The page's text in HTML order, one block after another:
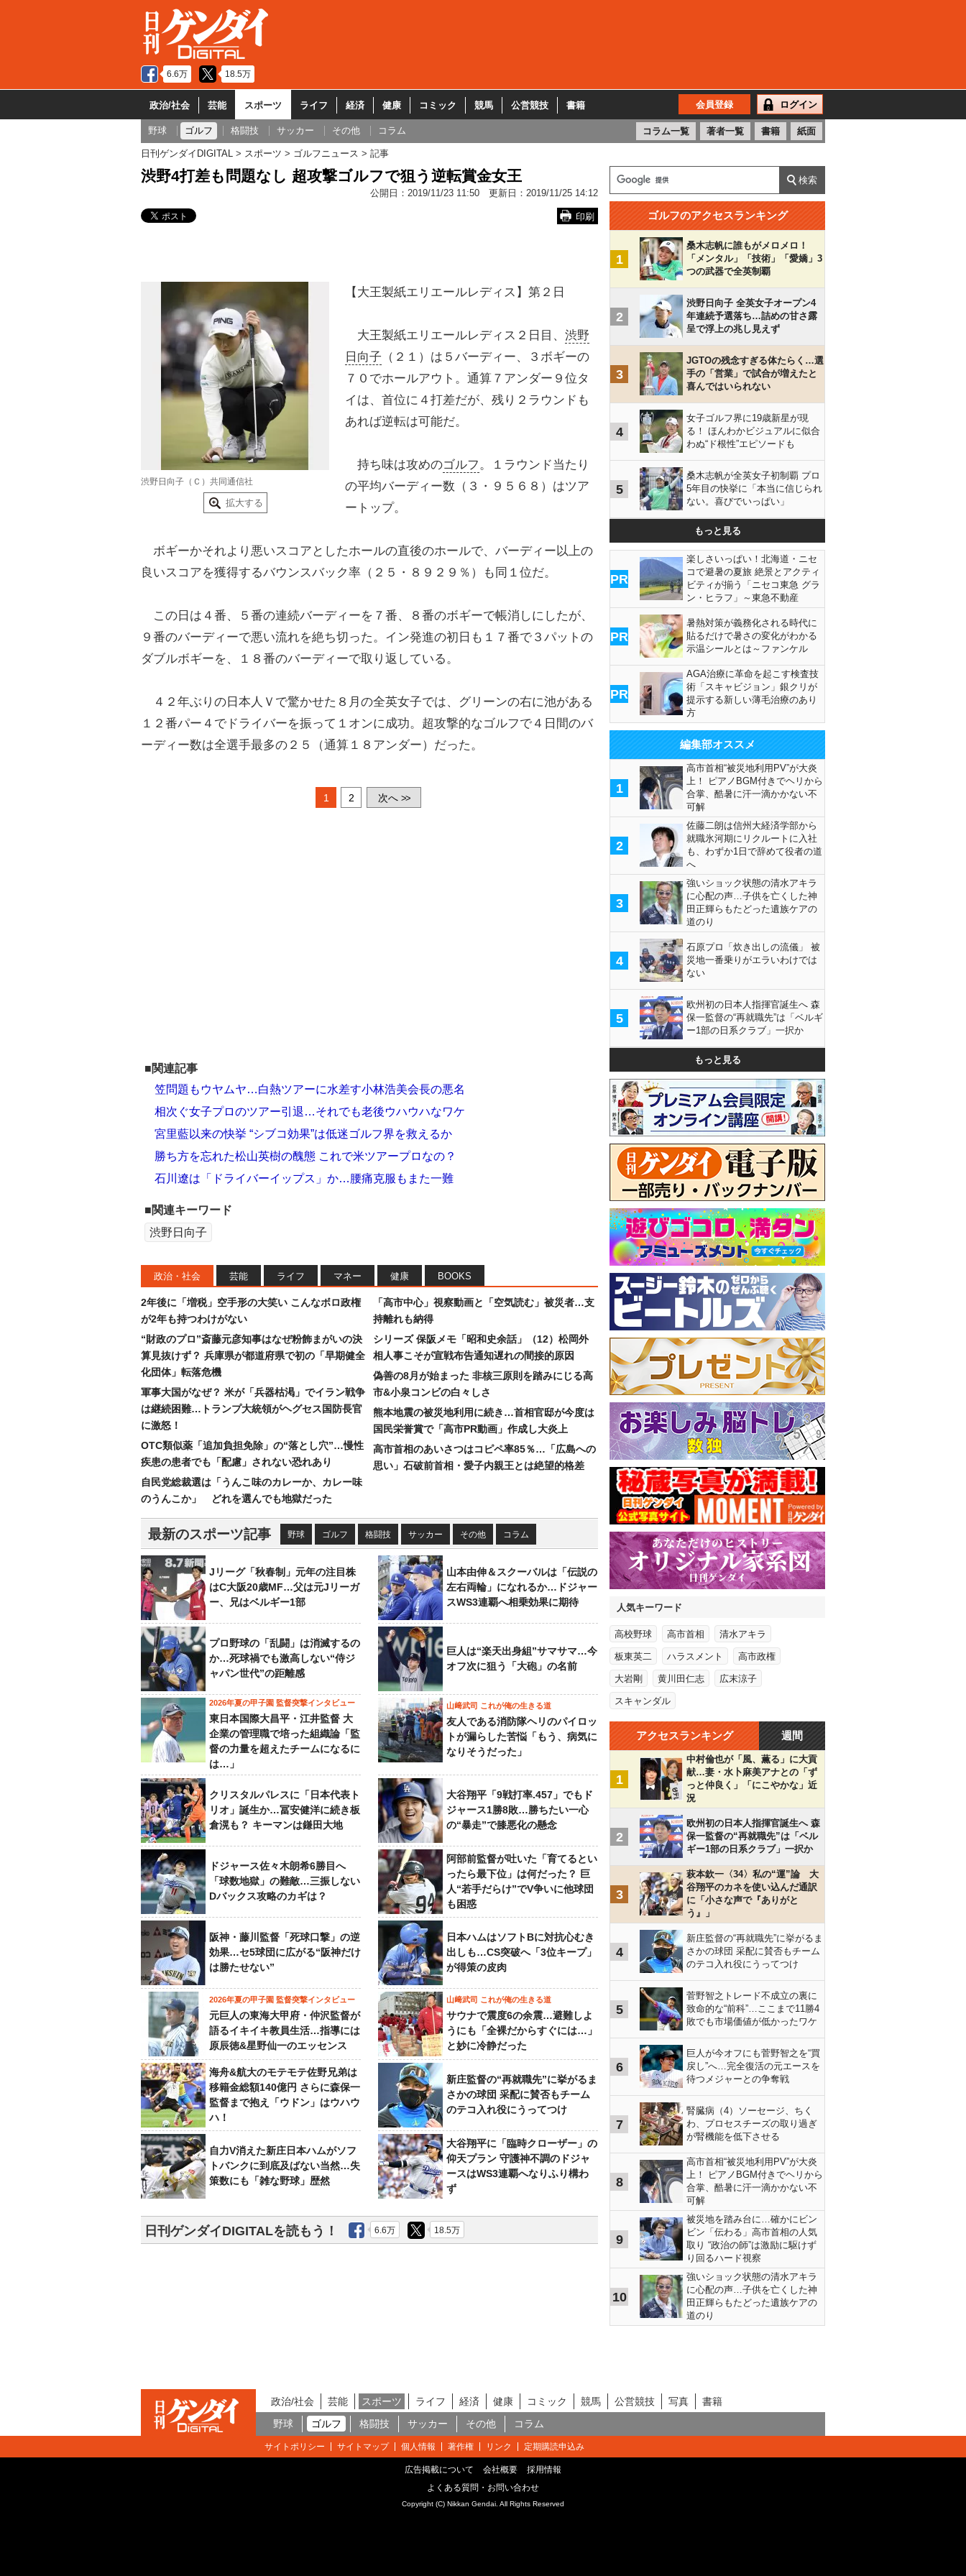
6.6万 18.5万
政治/社会 芸能 スポーツ ライフ 経済 健康 コミック 競馬 公営競技 書籍 会員登録 ログイン
野球 ゴルフ 格闘技 サッカー その他 コラム コラム一覧 著者一覧 書籍 紙面
日刊ゲンダイDIGITAL スポーツ ゴルフニュース 記事
渋野4打差も問題なし 超攻撃ゴルフで狙う逆転賞金女王
公開日： 2019/11/23 11:50 更新日： 2019/11/25 14:12
印刷
渋野日向子（Ｃ）共同通信社
拡大する
【大王製紙エリエールレディス】第２日
大王製紙エリエールレディス２日目、 渋野
日向子 （２１）は５バーディー、３ボギーの
７０でホールアウト。通算７アンダー９位タ
イは、首位に４打差だが、残り２ラウンドも
あれば逆転は可能だ。
持ち味は攻めのゴルフ。１ラウンド当たり
の平均バーディー数（３・９５６８）はツア
ートップ。
ボギーかそれより悪いスコアとしたホールの直後のホールで、バーディー以上の
良いスコアを獲得するバウンスバック率（２５・８９２９％）も同１位だ。
この日は４番、５番の連続バーディーを７番、８番のボギーで帳消しにしたが、
９番のバーディーで悪い流れを絶ち切った。イン発進の初日も１７番で３パットの
ダブルボギーを、１８番のバーディーで取り返している。
４２年ぶりの日本人Ｖで驚かせた８月の全英女子では、グリーンの右に池がある
１２番パー４でドライバーを振って１オンに成功。超攻撃的なゴルフで４日間のバ
ーディー数は全選手最多の２５（通算１８アンダー）だった。
1 2 次へ >>
■関連記事
笠問題もウヤムヤ…白熱ツアーに水差す小林浩美会長の悪名
相次ぐ女子プロのツアー引退…それでも老後ウハウハなワケ
宮里藍以来の快挙 “シブコ効果”は低迷ゴルフ界を救えるか
勝ち方を忘れた松山英樹の醜態 これで米ツアープロなの？
石川遼は「ドライバーイップス」か…腰痛克服もまた一難
■関連キーワード
渋野日向子
政治・社会 芸能 ライフ マネー 健康 BOOKS
2年後に「増税」空手形の大笑い こんなボロ政権
が2年も持つわけがない
“財政のプロ”斎藤元彦知事はなぜ粉飾まがいの決
算見抜けず？ 兵庫県が都道府県で初の「早期健全
化団体」転落危機
軍事大国がなぜ？ 米が「兵器枯渇」でイラン戦争
は継続困難…トランプ大統領がヘグセス国防長官
に激怒！
OTC類似薬「追加負担免除」の“落とし穴”…慢性
疾患の患者でも「配慮」されない恐れあり
自民党総裁選は「うんこ味のカレーか、カレー味
のうんこか」 どれを選んでも地獄だった
「高市中心」視察動画と「空気読む」被災者…支
持離れも納得
シリーズ 保阪メモ「昭和史余話」（12）松岡外
相人事こそが宣戦布告通知遅れの間接的原因
偽善の8月が始まった 非核三原則を踏みにじる高
市&小泉コンビの白々しさ
熊本地震の被災地利用に続き…首相官邸が今度は
国民栄誉賞で「高市PR動画」作成し大炎上
高市首相のあいさつはコピペ率85％…「広島への
思い」石破前首相・愛子内親王とは絶望的格差
最新のスポーツ記事 野球 ゴルフ 格闘技 サッカー その他 コラム
Jリーグ「秋春制」元年の注目株
はC大阪20歳MF…父は元Jリーガ
ー、兄はベルギー1部
山本由伸＆スクーバルは「伝説の
左右両輪」になれるか…ドジャー
スWS3連覇へ相乗効果に期待
プロ野球の「乱闘」は消滅するの
か…死球禍でも激高しない“侍ジ
ャパン世代”の距離感
巨人は“楽天出身組”サマサマ…今
オフ次に狙う「大砲」の名前
2026年夏の甲子園 監督突撃インタビュー
東日本国際大昌平・江井監督 大
企業の管理職で培った組織論「監
督の力量を超えたチームになるに
は…」
山﨑武司 これが俺の生きる道
友人である消防隊ヘリのパイロッ
トが漏らした苦悩「もう、病気に
なりそうだった」
クリスタルパレスに「日本代表ト
リオ」誕生か…冨安健洋に続き板
倉滉も？ キーマンは鎌田大地
大谷翔平「9戦打率.457」でもド
ジャース1勝8敗…勝ちたい一心
の“暴走”で膝悪化の懸念
ドジャース佐々木朗希6勝目へ
「球数地獄」の難敵…三振しない
Dバックス攻略のカギは？
阿部前監督が吐いた「育てるとい
ったら最下位」は何だった？ 巨
人“若手だらけ”でV争いに他球団
も困惑
阪神・藤川監督「死球口撃」の逆
効果…セ5球団に広がる“阪神だけ
は勝たせない”
日本ハムはソフトBに対抗心むき
出しも…CS突破へ「3位キープ」
が得策の皮肉
2026年夏の甲子園 監督突撃インタビュー
元巨人の東海大甲府・仲沢監督が
語るイキイキ教員生活…指導には
原辰徳&星野仙一のエッセンス
山﨑武司 これが俺の生きる道
サウナで震度6の余震…避難しよ
うにも「全裸だからすぐには…」
と妙に冷静だった
海舟&航大のモテモテ佐野兄弟は
移籍金総額140億円 さらに森保一
監督まで抱え「ウドン」はウハウ
ハ！
新庄監督の“再就職先”に挙がるま
さかの球団 采配に賛否もチーム
のテコ入れ役にうってつけ
自力V消えた新庄日本ハムがソフ
トバンクに到底及ばない当然…失
策数にも「雑な野球」歴然
大谷翔平に「臨時クローザー」の
仰天プラン 守護神不調のドジャ
ースはWS3連覇へなりふり構わ
ず
日刊ゲンダイDIGITALを読もう！ 6.6万 18.5万
ゴルフのアクセスランキング
1
桑木志帆に誰もがメロメロ！
「メンタル」「技術」「愛嬌」3
つの武器で全英制覇
2
渋野日向子 全英女子オープン4
年連続予選落ち…詰めの甘さ露
呈で浮上の兆し見えず
3
JGTOの残念すぎる体たらく…選
手の「営業」で試合が増えたと
喜んではいられない
4
女子ゴルフ界に19歳新星が現
る！ ほんわかビジュアルに似合
わぬ“ド根性”エピソードも
5
桑木志帆が全英女子初制覇 プロ
5年目の快挙に「本当に信じられ
ない。喜びでいっぱい」
もっと見る
PR
楽しさいっぱい！北海道・ニセ
コで避暑の夏旅 絶景とアクティ
ビティが揃う「ニセコ東急 グラ
ン・ヒラフ」～東急不動産
PR
暑熱対策が義務化される時代に
貼るだけで暑さの変化がわかる
示温シールとは～ファンケル
PR
AGA治療に革命を起こす検査技
術「スキャビジョン」銀クリが
提示する新しい薄毛治療のあり
方
編集部オススメ
1
高市首相“被災地利用PV”が大炎
上！ ピアノBGM付きでヘリから
合掌、酷暑に汗一滴かかない不
可解
2
佐藤二朗は信州大経済学部から
就職氷河期にリクルートに入社
も、わずか1日で辞めて役者の道
へ
3
強いショック状態の清水アキラ
に心配の声…子供を亡くした神
田正輝らもたどった遺族ケアの
道のり
4
石原プロ「炊き出しの流儀」 被
災地一番乗りがエラいわけでは
ない
5
欧州初の日本人指揮官誕生へ 森
保一監督の“再就職先”は「ベルギ
ー1部の日系クラブ」一択か
もっと見る
人気キーワード
高校野球 高市首相 清水アキラ
板東英二 ハラスメント 高市政権
大岩剛 黄川田仁志 広末涼子
スキャンダル
アクセスランキング 週間
1
中村倫也が「風、薫る」に大貢
献…妻・水卜麻美アナとの「ず
っと仲良く」「にこやかな」近
況
2
欧州初の日本人指揮官誕生へ 森
保一監督の“再就職先”は「ベル
ギー1部の日系クラブ」一択か
3
萩本欽一〈34〉私の“運”論 大
谷翔平のカネを使い込んだ通訳
に「小さな声で『ありがと
う』」
4
新庄監督の“再就職先”に挙がるま
さかの球団 采配に賛否もチーム
のテコ入れ役にうってつけ
5
菅野智之トレード不成立の裏に
致命的な“前科”…ここまで11勝4
敗でも市場価値が低かったワケ
6
巨人が今オフにも菅野智之を“買
戻し”へ…完全復活の元エースを
待つメジャーとの争奪戦
7
腎臓病（4）ソーセージ、ちく
わ、プロセスチーズの取り過ぎ
が腎機能を低下させる
8
高市首相“被災地利用PV”が大炎
上！ ピアノBGM付きでヘリから
合掌、酷暑に汗一滴かかない不
可解
9
被災地を踏み台に…確かにビン
ビン「伝わる」高市首相の人気
取り “政治の師”は激励に駆けず
り回るハード視察
10
強いショック状態の清水アキラ
に心配の声…子供を亡くした神
田正輝らもたどった遺族ケアの
道のり
政治/社会 芸能 スポーツ ライフ 経済 健康 コミック 競馬 公営競技 写真
書籍
野球
ゴルフ 格闘技 サッカー その他 コラム
サイトポリシー サイトマップ 個人情報 著作権 リンク 定期購読申込み
広告掲載について 会社概要
採用情報
よくある質問・お問い合わせ
Copyright (C) Nikkan Gendai. All Rights Reserved